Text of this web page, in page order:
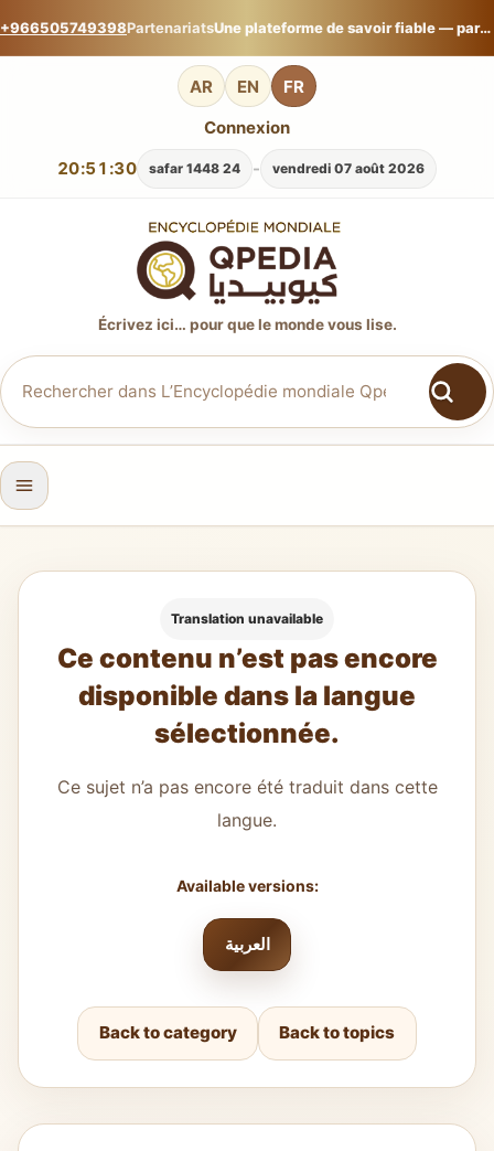
+966505749398Partenariats Une plateforme de savoir fiable — partagez votre expertise sur L’Encyclopédie mondiale Qpedia.
AR EN FR
20:51:31 vendredi 07 août 2026
-
24 safar 1448
Connexion
Écrivez ici… pour que le monde vous lise.
Translation unavailable
Ce contenu n’est pas encore
disponible dans la langue
sélectionnée.
Ce sujet n’a pas encore été traduit dans cette
langue.
Available versions:
العربية
Back to category Back to topics